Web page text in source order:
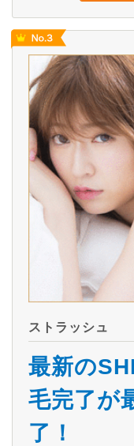
ストラッシュ
最新の
毛完了が
了！